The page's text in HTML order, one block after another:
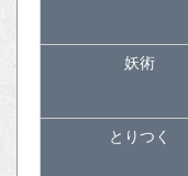
妖術
とりつく